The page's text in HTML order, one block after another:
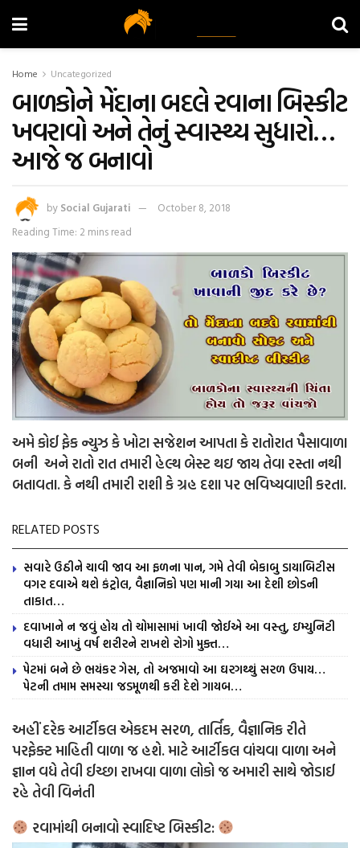
Home Uncategorized
બાળકોને મેંદાના બદલે રવાના બિસ્કીટ
ખવરાવો અને તેનું સ્વાસ્થ્ય સુધારો…
આજે જ બનાવો
by Social Gujarati
October 8, 2018
Reading Time: 2 mins read
અમે કોઈ ફેક ન્યુઝ કે ખોટા સજેશન આપતા કે રાતોરાત પૈસાવાળા
બની અને રાતો રાત તમારી હેલ્થ બેસ્ટ થઇ જાય તેવા રસ્તા નથી
બતાવતા. કે નથી તમારી રાશી કે ગ્રહ દશા પર ભવિષ્યવાણી કરતા.
RELATED POSTS
સવારે ઉઠીને ચાવી જાવ આ ફળના પાન, ગમે તેવી બેકાબુ ડાયાબિટીસ
વગર દવાએ થશે કંટ્રોલ, વૈજ્ઞાનિકો પણ માની ગયા આ દેશી છોડની
તાકાત…
દવાખાને ન જવું હોય તો ચોમાસામાં ખાવી જોઈએ આ વસ્તુ, ઇમ્યુનિટી
વધારી આખું વર્ષ શરીરને રાખશે રોગો મુક્ત…
પેટમાં બને છે ભયંકર ગેસ, તો અજમાવો આ ઘરગથ્થું સરળ ઉપાય…
પેટની તમામ સમસ્યા જડમૂળથી કરી દેશે ગાયબ…
અહીં દરેક આર્ટીકલ એકદમ સરળ, તાર્તિક, વૈજ્ઞાનિક રીતે
પરફેક્ટ માહિતી વાળા જ હશે. માટે આર્ટીકલ વાંચવા વાળા અને
જ્ઞાન વધે તેવી ઈચ્છા રાખવા વાળા લોકો જ અમારી સાથે જોડાઈ
રહે તેવી વિનંતી
રવામાંથી બનાવો સ્વાદિષ્ટ બિસ્કીટ: